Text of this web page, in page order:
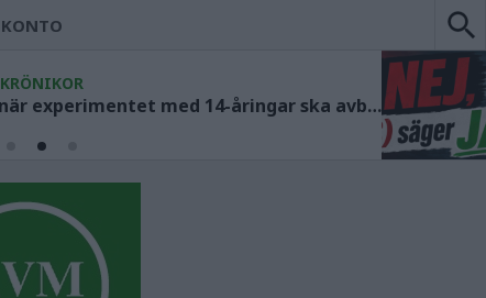
KONTO
KRÖNIKOR
Socialdemokraterna måste ange när experimentet med 14-åringar ska avbrytas